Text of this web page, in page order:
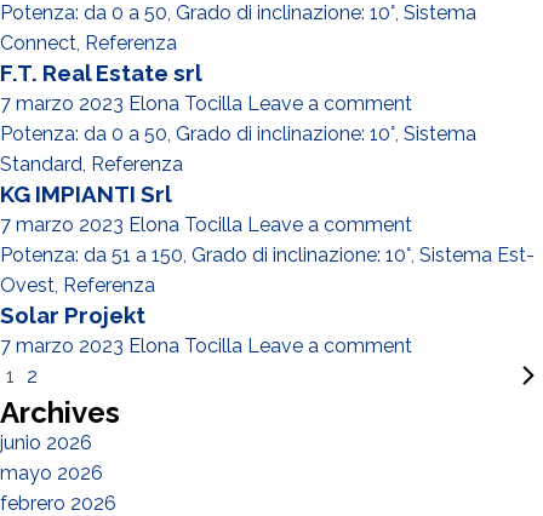
Potenza: da 0 a 50, Grado di inclinazione: 10°, Sistema
Connect, Referenza
F.T. Real Estate srl
7 marzo 2023 Elona Tocilla Leave a comment
Potenza: da 0 a 50, Grado di inclinazione: 10°, Sistema
Standard, Referenza
KG IMPIANTI Srl
7 marzo 2023 Elona Tocilla Leave a comment
Potenza: da 51 a 150, Grado di inclinazione: 10°, Sistema Est-
Ovest, Referenza
Solar Projekt
7 marzo 2023 Elona Tocilla Leave a comment
1
2
Archives
junio 2026
mayo 2026
febrero 2026